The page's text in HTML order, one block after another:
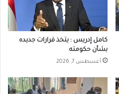
كامل إدريس : يتخذ قرارات جديده
بشأن حكومته
أغسطس 7, 2026